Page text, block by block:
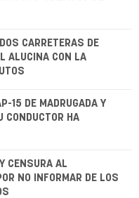
CARRETERAS DE
ALUCINA CON LA
15 DE MADRUGADA Y
CONDUCTOR HA
CENSURA AL
NO INFORMAR DE LOS